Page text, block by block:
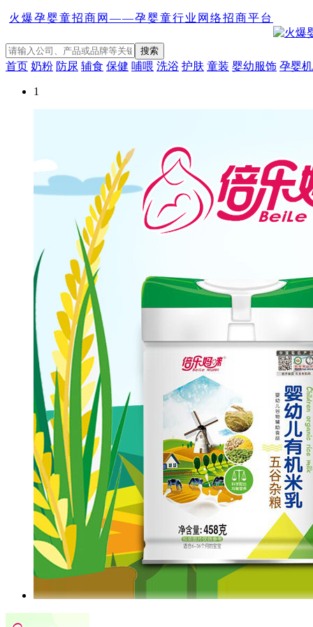
火爆孕婴童招商网——孕婴童行业网络招商平台
首页 奶粉 防尿 辅食 保健 哺喂 洗浴 护肤 童装 婴幼服饰 孕婴
1